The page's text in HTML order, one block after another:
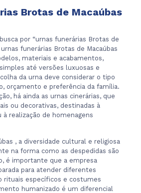
Brotas de Macaúbas
por “urnas funerárias Brotas de
urnas funerárias Brotas de Macaúbas
materiais e acabamentos,
até versões luxuosas e
da urna deve considerar o tipo
orçamento e preferência da família.
há ainda as urnas cinerárias, que
ou decorativas, destinadas à
à realização de homenagens
, a diversidade cultural e religiosa
na forma como as despedidas são
é importante que a empresa
para atender diferentes
rituais específicos e costumes
humanizado é um diferencial